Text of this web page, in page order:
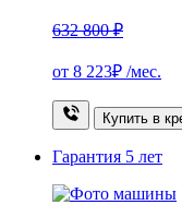
632 800 ₽
от 8 223₽ /мес.
Купить в
Гарантия 5 лет